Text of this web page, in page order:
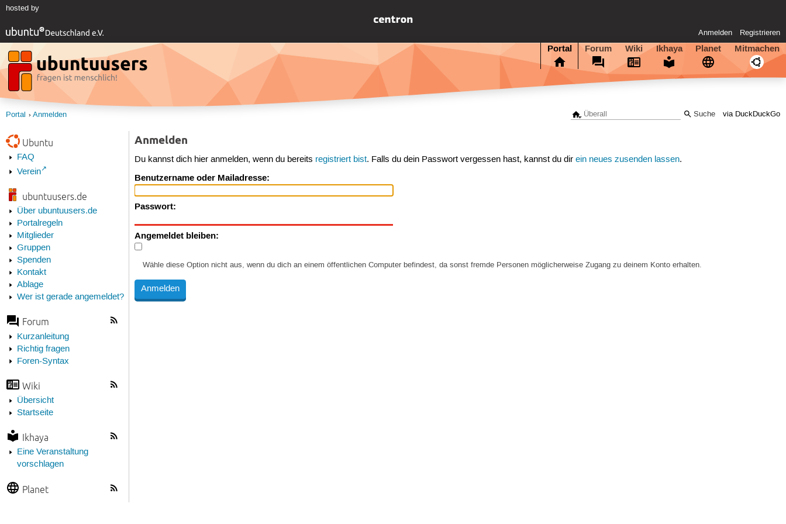
hosted by
Anmelden Registrieren
Portal Forum Wiki Ikhaya Planet Mitmachen
via DuckDuckGo
Portal Anmelden
Ubuntu
FAQ
Verein
ubuntuusers.de
Über ubuntuusers.de
Portalregeln
Mitglieder
Gruppen
Spenden
Kontakt
Ablage
Wer ist gerade angemeldet?
Forum
Kurzanleitung
Richtig fragen
Foren-Syntax
Wiki
Übersicht
Startseite
Ikhaya
Eine Veranstaltung
vorschlagen
Planet
Anmelden
Du kannst dich hier anmelden, wenn du bereits registriert bist. Falls du dein Passwort vergessen hast, kannst du direin neues zusenden lassen.
Benutzername oder Mailadresse:
Passwort:
Angemeldet bleiben:
Wähle diese Option nicht aus, wenn du dich an einem öffentlichen Computer befindest, da sonst fremde Personen möglicherweise Zugang zu deinem Konto erhalten.